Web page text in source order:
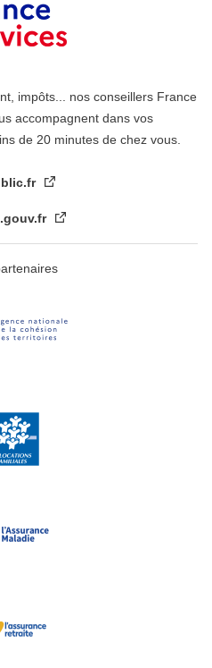
impôts... nos conseillers France
accompagnent dans vos
de 20 minutes de chez vous.